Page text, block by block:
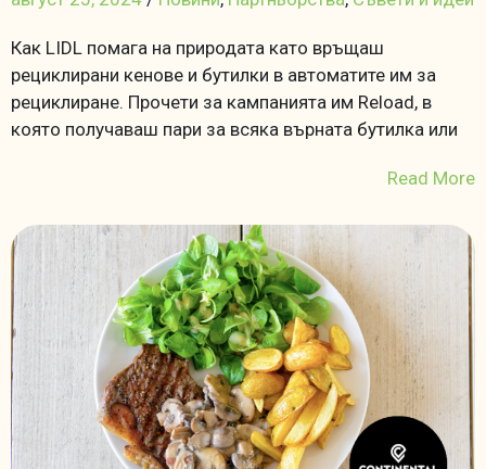
Как LIDL помага на природата като връщаш
рециклирани кенове и бутилки в автоматите им за
рециклиране. Прочети за кампанията им Reload, в
която получаваш пари за всяка върната бутилка или
Read More